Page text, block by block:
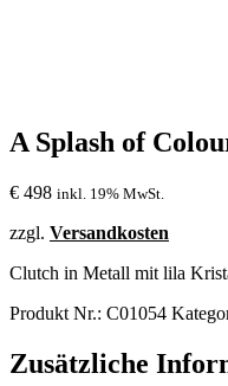
A Splash of
€ 498 inkl. 19% MwSt.
zzgl. Versandkosten
Clutch in Metall mit lila
Produkt Nr.: C01054
Zusätzliche